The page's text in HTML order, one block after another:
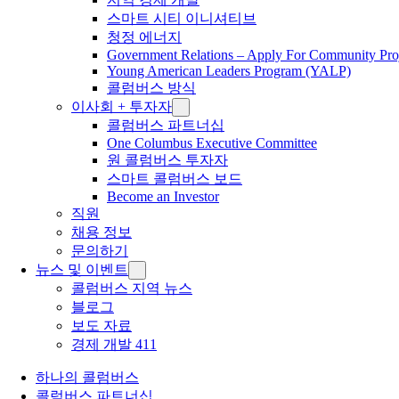
스마트 시티 이니셔티브
청정 에너지
Government Relations – Apply For Community
Young American Leaders Program (YALP)
콜럼버스 방식
이사회 + 투자자
콜럼버스 파트너십
One Columbus Executive Committee
원 콜럼버스 투자자
스마트 콜럼버스 보드
Become an Investor
직원
채용 정보
문의하기
뉴스 및 이벤트
콜럼버스 지역 뉴스
블로그
보도 자료
경제 개발 411
하나의 콜럼버스